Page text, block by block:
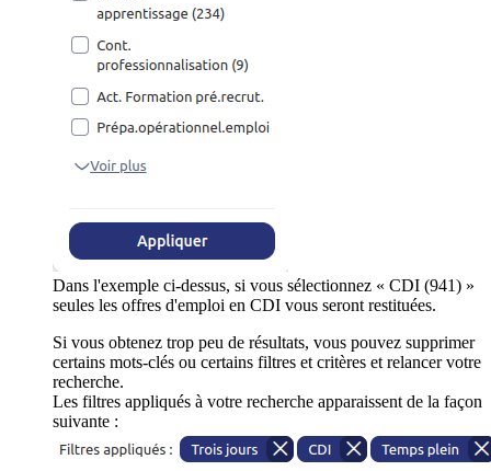
Dans l'exemple ci-dessus, si vous sélectionnez « CDI (941) »
seules les offres d'emploi en CDI vous seront restituées.
Si vous obtenez trop peu de résultats, vous pouvez supprimer
certains mots-clés ou certains filtres et critères et relancer votre
recherche.
Les filtres appliqués à votre recherche apparaissent de la façon
suivante :